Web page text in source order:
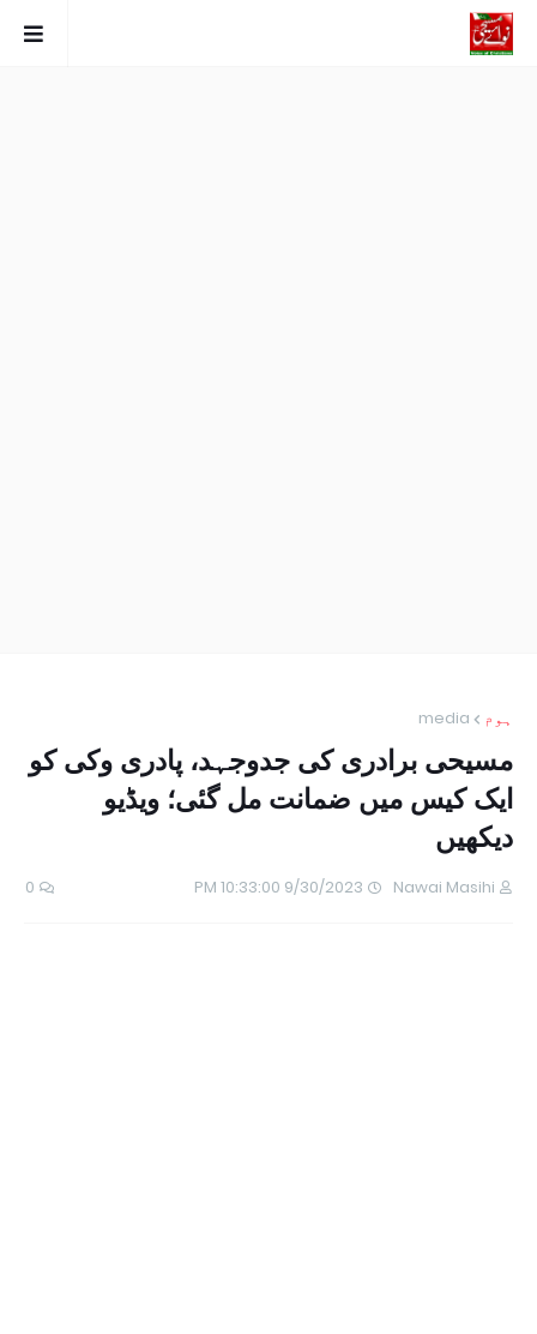
ہوم media
مسیحی برادری کی جدوجہد، پادری وکی کو
ایک کیس میں ضمانت مل گئی؛ ویڈیو
دیکھیں
Nawai Masihi
9/30/2023 10:33:00 PM
0